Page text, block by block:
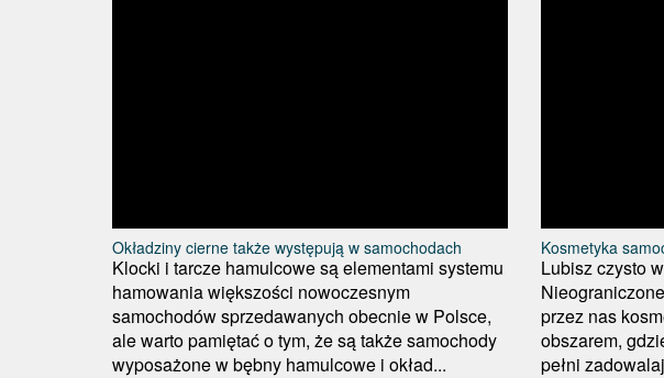
Okładziny cierne także występują w samochodach
Klocki i tarcze hamulcowe są elementami systemu
hamowania większości nowoczesnym
samochodów sprzedawanych obecnie w Polsce,
ale warto pamiętać o tym, że są także samochody
wyposażone w bębny hamulcowe i okład...
Kosmetyka
Lubisz czysto
przez nas
obszarem,
pełni